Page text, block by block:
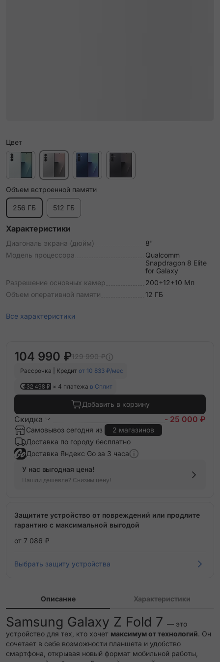
Цвет
Объем встроенной памяти
256 ГБ 512 ГБ
Характеристики
Диагональ экрана (дюйм)
8"
Модель процессора
Qualcomm
Snapdragon 8 Elite
for Galaxy
Разрешение основных камер
200+12+10 Мп
Объем оперативной памяти
12 ГБ
Все характеристики
104 990 ₽129 990 ₽
Рассрочка | Кредит от 10 833 ₽/мес
32 498 ₽ × 4 платежа в Сплит
Добавить в корзину
Скидка - 25 000 ₽
Самовывоз сегодня из
2 магазинов
Доставка по городу бесплатно
Доставка Яндекс Go за 3 часа
У нас выгодная цена!
Нашли дешевле? Снизим цену!
Защитите устройство от повреждений или продлите
гарантию с максимальной выгодой
от 7 086 ₽
Выбрать защиту устройства
Описание Характеристики
Samsung Galaxy Z Fold 7 — это
устройство для тех, кто хочет максимум от технологий. Он
сочетает в себе возможности планшета и удобство
смартфона, открывая новый формат мобильной работы,